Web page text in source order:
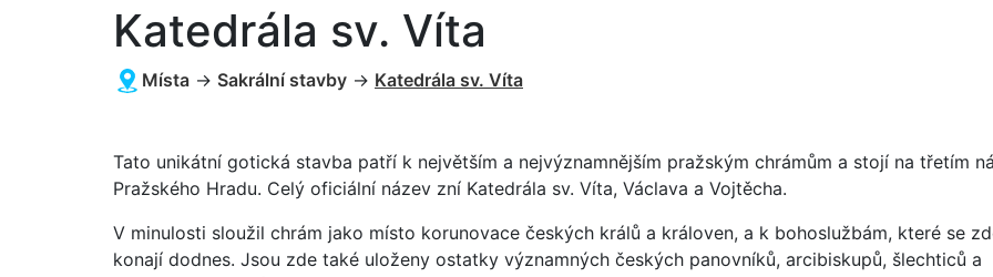
Katedrála sv. Víta
Místa → Sakrální stavby → Katedrála sv. Víta
Tato unikátní gotická stavba patří k největším a nejvýznamnějším pražským chrámům a stojí na třetím
Pražského Hradu. Celý oficiální název zní Katedrála sv. Víta, Václava a Vojtěcha.
V minulosti sloužil chrám jako místo korunovace českých králů a královen, a k bohoslužbám, které se
konají dodnes. Jsou zde také uloženy ostatky významných českých panovníků, arcibiskupů, šlechticů a